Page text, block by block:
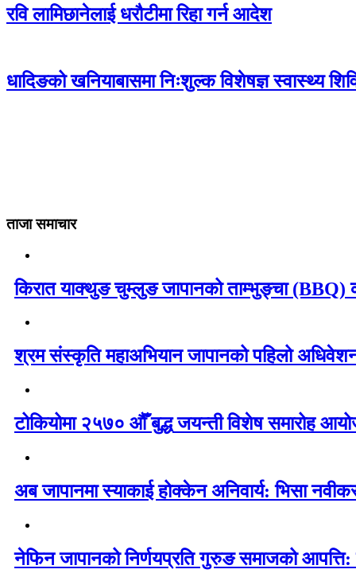
रवि लामिछानेलाई धरौटीमा रिहा गर्न आदेश
धादिङको खनियाबासमा निःशुल्क विशेषज्ञ स्वास्थ्य
ताजा समाचार
किरात याक्थुङ चुम्लुङ जापानको ताम्भुङ्चा (BBQ)
श्रम संस्कृति महाअभियान जापानको पहिलो
टोकियोमा २५७० औँ बुद्ध जयन्ती विशेष समारोह
अब जापानमा स्याकाई होक्केन अनिवार्य: भिसा
नेफिन जापानको निर्णयप्रति गुरुङ समाजको आपत्ति: